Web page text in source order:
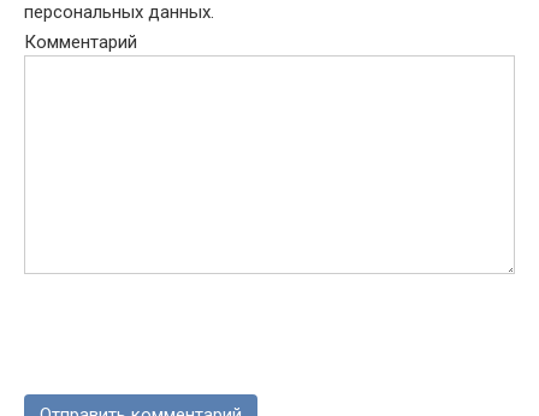
персональных данных.
Комментарий